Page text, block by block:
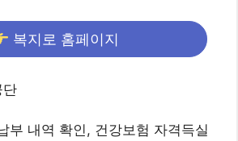
복지로 홈페이지
단
부 내역 확인, 건강보험 자격득실